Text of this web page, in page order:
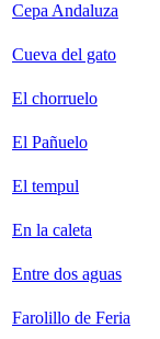
Cepa Andaluza
Cueva del gato
El chorruelo
El Pañuelo
El tempul
En la caleta
Entre dos aguas
Farolillo de Feria